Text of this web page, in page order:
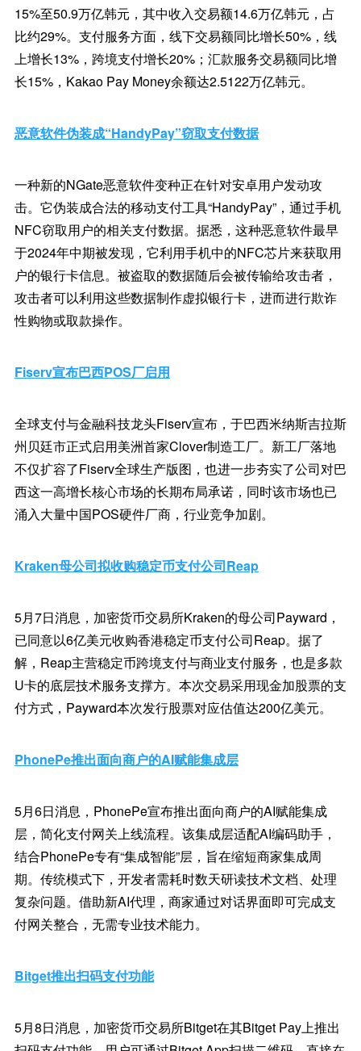
15%至50.9万亿韩元，其中收入交易额14.6万亿韩元，占
比约29%。支付服务方面，线下交易额同比增长50%，线
上增长13%，跨境支付增长20%；汇款服务交易额同比增
长15%，Kakao Pay Money余额达2.5122万亿韩元。
恶意软件伪装成“HandyPay”窃取支付数据
一种新的NGate恶意软件变种正在针对安卓用户发动攻
击。它伪装成合法的移动支付工具“HandyPay”，通过手机
NFC窃取用户的相关支付数据。据悉，这种恶意软件最早
于2024年中期被发现，它利用手机中的NFC芯片来获取用
户的银行卡信息。被盗取的数据随后会被传输给攻击者，
攻击者可以利用这些数据制作虚拟银行卡，进而进行欺诈
性购物或取款操作。
Fiserv宣布巴西POS厂启用
全球支付与金融科技龙头Fiserv宣布，于巴西米纳斯吉拉斯
州贝廷市正式启用美洲首家Clover制造工厂。新工厂落地
不仅扩容了Fiserv全球生产版图，也进一步夯实了公司对巴
西这一高增长核心市场的长期布局承诺，同时该市场也已
涌入大量中国POS硬件厂商，行业竞争加剧。
Kraken母公司拟收购稳定币支付公司Reap
5月7日消息，加密货币交易所Kraken的母公司Payward，
已同意以6亿美元收购香港稳定币支付公司Reap。据了
解，Reap主营稳定币跨境支付与商业支付服务，也是多款
U卡的底层技术服务支撑方。本次交易采用现金加股票的支
付方式，Payward本次发行股票对应估值达200亿美元。
PhonePe推出面向商户的AI赋能集成层
5月6日消息，PhonePe宣布推出面向商户的AI赋能集成
层，简化支付网关上线流程。该集成层适配AI编码助手，
结合PhonePe专有“集成智能”层，旨在缩短商家集成周
期。传统模式下，开发者需耗时数天研读技术文档、处理
复杂问题。借助新AI代理，商家通过对话界面即可完成支
付网关整合，无需专业技术能力。
Bitget推出扫码支付功能
5月8日消息，加密货币交易所Bitget在其Bitget Pay上推出